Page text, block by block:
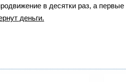
в десятки раз, а
деньги.